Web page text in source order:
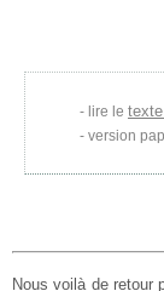
lire le
version
Nous voilà de retour